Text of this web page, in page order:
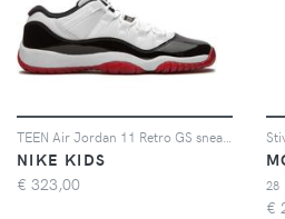
NIKE KIDS
€ 323,00 28
€